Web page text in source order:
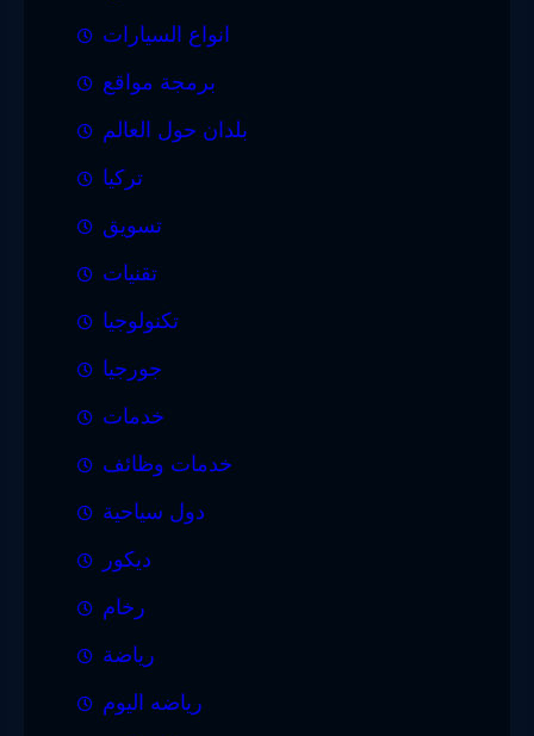
انواع السيارات
برمجة مواقع
بلدان حول العالم
تركيا
تسويق
تقنيات
تكنولوجيا
جورجيا
خدمات
خدمات وظائف
دول سياحية
ديكور
رخام
رياضة
رياضه اليوم